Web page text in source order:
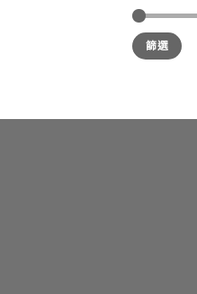
最
低
價
最
高
價
篩選